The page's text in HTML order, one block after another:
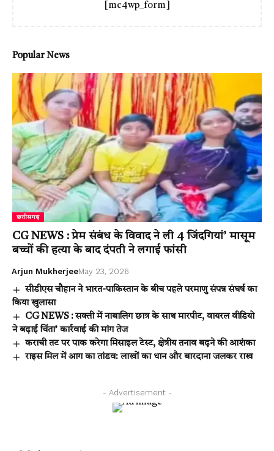
[mc4wp_form]
Popular News
छत्तीसगढ़
CG NEWS : प्रेम संबंध के विवाद ने ली 4 जिंदगियां’ मासूम
बच्चों की हत्या के बाद दंपती ने लगाई फांसी
Arjun MukherjeeMay 23, 2026
सीडीएस चौहान ने भारत-पाकिस्तान के बीच पहले परमाणु संपन्न संघर्ष का
किया खुलासा
CG NEWS : सक्ती में नाबालिग छात्र के साथ मारपीट, वायरल वीडियो
ने बढ़ाई चिंता’ कार्रवाई की मांग तेज
कराची तट पर पाक करेगा मिसाइल टेस्ट, क्षेत्रीय तनाव बढ़ने की आशंका
राइस मिल में आग का तांडव: लाखों का धान और बारदाना जलकर राख
- Advertisement -